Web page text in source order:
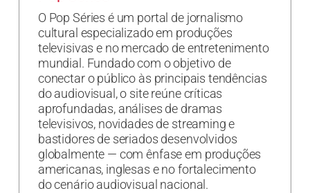
O Pop Séries é um portal de jornalismo
cultural especializado em produções
televisivas e no mercado de entretenimento
mundial. Fundado com o objetivo de
conectar o público às principais tendências
do audiovisual, o site reúne críticas
aprofundadas, análises de dramas
televisivos, novidades de streaming e
bastidores de seriados desenvolvidos
globalmente — com ênfase em produções
americanas, inglesas e no fortalecimento
do cenário audiovisual nacional.